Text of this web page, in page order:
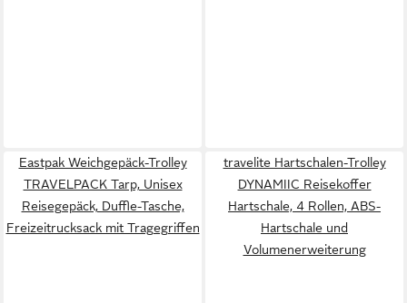
Eastpak Weichgepäck-Trolley
TRAVELPACK Tarp, Unisex
Reisegepäck, Duffle-Tasche,
Freizeitrucksack mit Tragegriffen
travelite Hartschalen-Trolley
DYNAMIIC Reisekoffer
Hartschale, 4 Rollen, ABS-
Hartschale und
Volumenerweiterung